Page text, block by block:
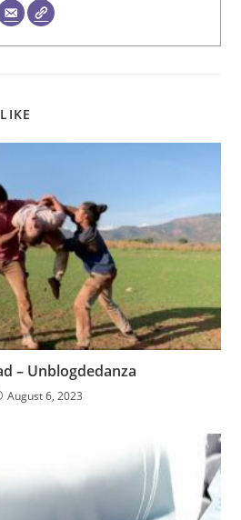
– Unblogdedanza
August 6, 2023